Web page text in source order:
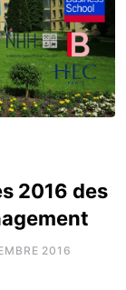
2016 des
2016